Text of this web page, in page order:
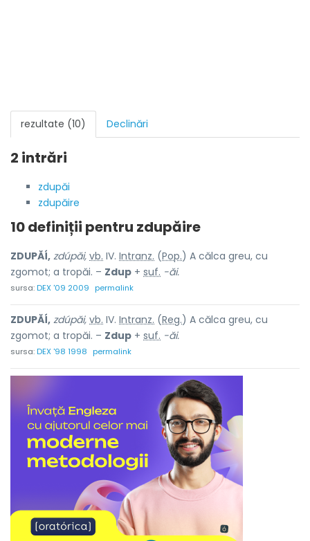
rezultate (10) Declinări
2 intrări
zdupăi
zdupăire
10 definiții pentru zdupăire
ZDUPĂÍ, zdúpăi, vb. IV. Intranz. (Pop.) A călca greu, cu
zgomot; a tropăi. – Zdup + suf. -ăi.
sursa:DEX '09 2009 permalink
ZDUPĂÍ, zdúpăi, vb. IV. Intranz. (Reg.) A călca greu, cu
zgomot; a tropăi. – Zdup + suf. -ăi.
sursa:DEX '98 1998 permalink